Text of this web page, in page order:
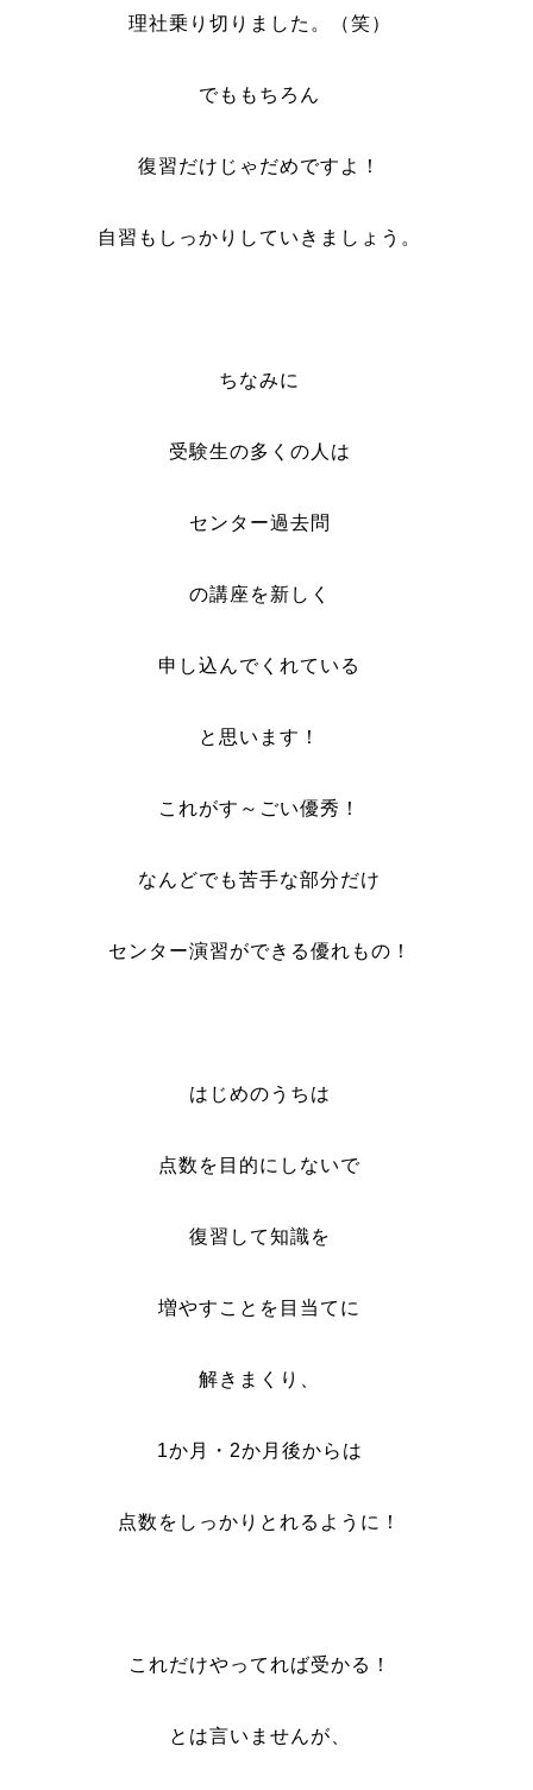
理社乗り切りました。（笑）
でももちろん
復習だけじゃだめですよ！
自習もしっかりしていきましょう。
ちなみに
受験生の多くの人は
センター過去問
の講座を新しく
申し込んでくれている
と思います！
これがす～ごい優秀！
なんどでも苦手な部分だけ
センター演習ができる優れもの！
はじめのうちは
点数を目的にしないで
復習して知識を
増やすことを目当てに
解きまくり、
1か月・2か月後からは
点数をしっかりとれるように！
これだけやってれば受かる！
とは言いませんが、